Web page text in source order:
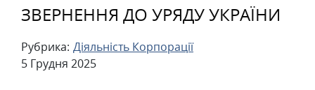
ЗВЕРНЕННЯ ДО УРЯДУ УКРАЇНИ
Рубрика: Діяльність Корпорації
5 Грудня 2025